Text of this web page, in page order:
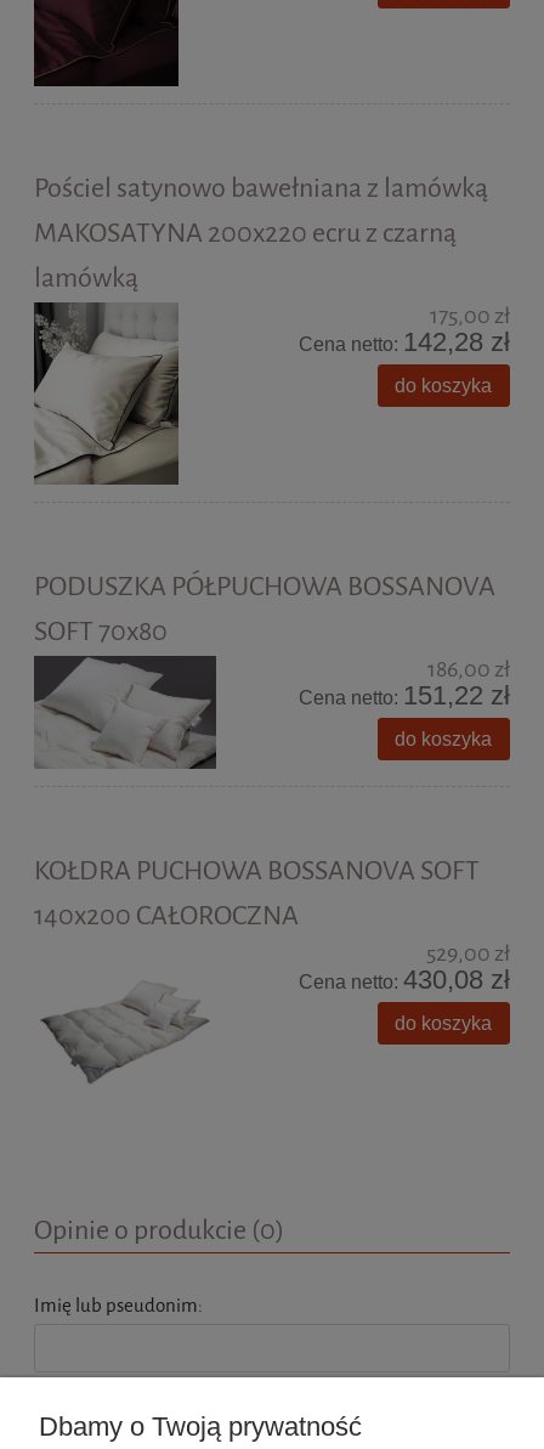
Pościel satynowo bawełniana z lamówką
MAKOSATYNA 200x220 ecru z czarną
lamówką
175,00 zł
Cena netto: 142,28 zł
do koszyka
PODUSZKA PÓŁPUCHOWA BOSSANOVA
SOFT 70x80
186,00 zł
Cena netto: 151,22 zł
do koszyka
KOŁDRA PUCHOWA BOSSANOVA SOFT
140x200 CAŁOROCZNA
529,00 zł
Cena netto: 430,08 zł
do koszyka
Opinie o produkcie (0)
Imię lub pseudonim:
Dbamy o Twoją prywatność